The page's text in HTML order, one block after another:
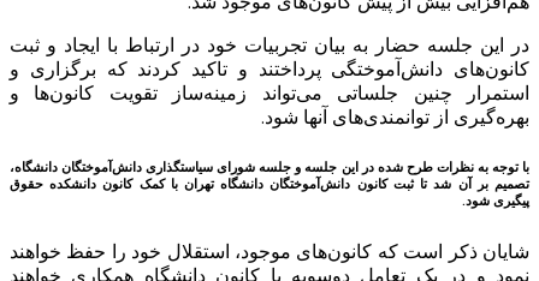
به بیان تجربیات خود در ارتباط با ایجاد و ثبت
پرداختند و تاکید کردند که برگزاری و
جلساتی می‌تواند زمینه‌ساز تقویت کانون‌ها و
آنها شود.
شده در این جلسه و جلسه شورای سیاستگذاری دانش‌آموختگان دانشگاه،
کانون دانش‌آموختگان دانشگاه تهران با کمک کانون دانشکده حقوق
که کانون‌های موجود، استقلال خود را حفظ خواهند
دوسویه با کانون دانشگاه همکاری خواهند